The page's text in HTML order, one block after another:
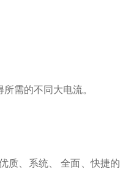
需的不同大电流。
质、系统、 全面、快捷的